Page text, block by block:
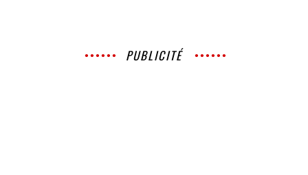
PUBLICITÉ